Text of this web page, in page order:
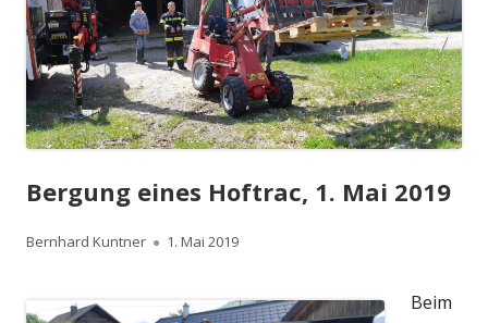
Bergung eines Hoftrac, 1. Mai 2019
Autor
Bernhard Kuntner
Veröffentlicht
1. Mai 2019
Beim